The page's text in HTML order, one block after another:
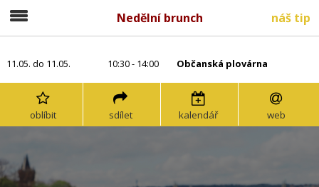
Nedělní brunch náš tip
11.05. do 11.05. 10:30 - 14:00 Občanská plovárna
oblíbit sdílet kalendář web